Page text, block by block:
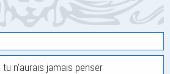
tu n’aurais jamais penser